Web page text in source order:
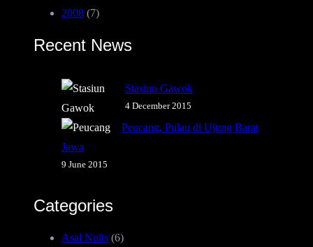
2008 (7)
Recent News
Stasiun Gawok
4 December 2015
Peucang, Pulau di Ujung Barat
Jawa
9 June 2015
Categories
Asal Nulis (6)